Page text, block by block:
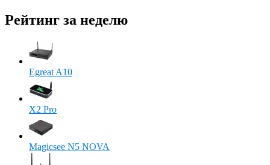
Рейтинг за неделю
Egreat A10
X2 Pro
Magicsee N5 NOVA